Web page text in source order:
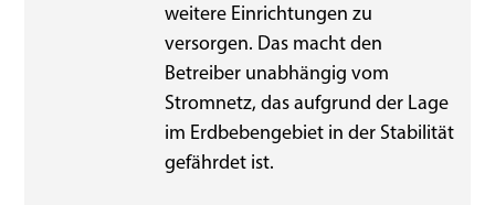
weitere Einrichtungen zu
versorgen. Das macht den
Betreiber unabhängig vom
Stromnetz, das aufgrund der Lage
im Erdbebengebiet in der Stabilität
gefährdet ist.